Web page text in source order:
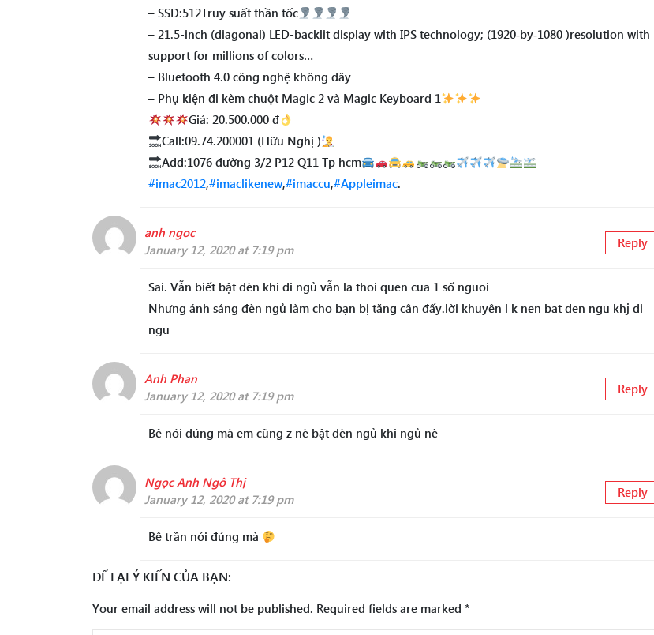
– SSD:512Truy suất thần tốc
– 21.5-inch (diagonal) LED-backlit display with IPS technology; (1920‑by‑1080 )resolution with
support for millions of colors…
– Bluetooth 4.0 công nghệ không dây
– Phụ kiện đi kèm chuột Magic 2 và Magic Keyboard 1
Giá: 20.500.000 đ
Call:09.74.200001 (Hữu Nghị )
Add:1076 đường 3/2 P12 Q11 Tp hcm
#imac2012,#imaclikenew,#imaccu,#Appleimac.
anh ngoc
January 12, 2020 at 7:19 pm
Reply
Sai. Vẫn biết bật đèn khi đi ngủ vẫn la thoi quen cua 1 số nguoi
Nhưng ánh sáng đèn ngủ làm cho bạn bị tăng cân đấy.lời khuyên l k nen bat den ngu khj di
ngu
Anh Phan
January 12, 2020 at 7:19 pm
Reply
Bê nói đúng mà em cũng z nè bật đèn ngủ khi ngủ nè
Ngọc Anh Ngô Thị
January 12, 2020 at 7:19 pm
Reply
Bê trần nói đúng mà
ĐỂ LẠI Ý KIẾN CỦA BẠN:
Your email address will not be published. Required fields are marked *